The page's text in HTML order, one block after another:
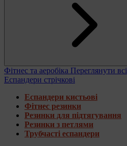
Фітнес та аеробіка Переглянути всі
Еспандери стрічкові
Еспандери кистьові
Фітнес резинки
Резинки для підтягування
Резинки з петлями
Трубчасті еспандери